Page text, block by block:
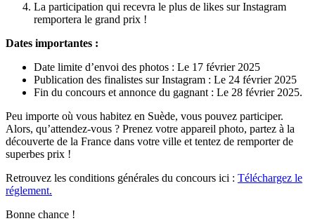
La participation qui recevra le plus de likes sur Instagram
remportera le grand prix !
Dates importantes :
Date limite d’envoi des photos : Le 17 février 2025
Publication des finalistes sur Instagram : Le 24 février 2025
Fin du concours et annonce du gagnant : Le 28 février 2025.
Peu importe où vous habitez en Suède, vous pouvez participer.
Alors, qu’attendez-vous ? Prenez votre appareil photo, partez à la
découverte de la France dans votre ville et tentez de remporter de
superbes prix !
Retrouvez les conditions générales du concours ici : Téléchargez le
réglement.
Bonne chance !